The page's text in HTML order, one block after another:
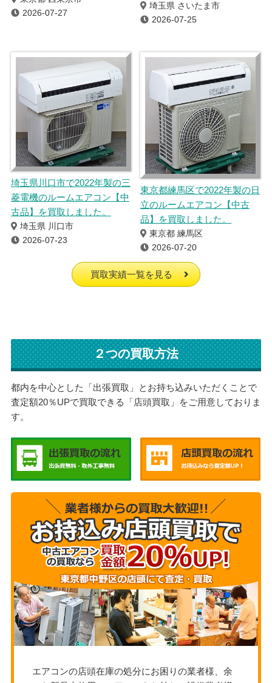
2026-07-27
埼玉県 さいたま市
2026-07-25
埼玉県川口市で2022年製の三
菱電機のルームエアコン【中
古品】を買取しました。
埼玉県 川口市
2026-07-23
東京都練馬区で2022年製の日
立のルームエアコン【中古
品】を買取しました。
東京都 練馬区
2026-07-20
買取実績一覧を見る
２つの買取方法
都内を中心とした「出張買取」とお持ち込みいただくことで
査定額20％UPで買取できる「店頭買取」をご用意しておりま
す。
エアコンの店頭在庫の処分にお困りの業者様、余